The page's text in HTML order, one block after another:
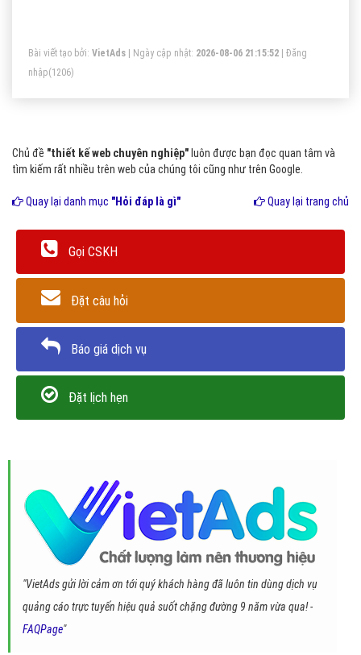
Bài viết tạo bởi: VietAds | Ngày cập nhật: 2026-08-06 21:15:52
Đăng
nhập(1206)
Chủ đề "thiết kế web chuyên nghiệp" luôn được bạn đọc quan tâm và
tìm kiếm rất nhiều trên web của chúng tôi cũng như trên Google.
Quay lại danh mục "Hỏi đáp là gì" Quay lại trang chủ
Gọi CSKH
Đặt câu hỏi
Báo giá dịch vụ
Đặt lịch hẹn
"VietAds gửi lời cảm ơn tới quý khách hàng đã luôn tin dùng dịch vụ
quảng cáo trực tuyến hiệu quả suốt chặng đường 9 năm vừa qua! -
FAQPage"